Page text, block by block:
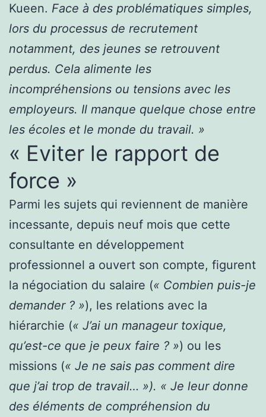
Kueen. Face à des problématiques simples,
lors du processus de recrutement
notamment, des jeunes se retrouvent
perdus. Cela alimente les
incompréhensions ou tensions avec les
employeurs. Il manque quelque chose entre
les écoles et le monde du travail. »
« Eviter le rapport de
force »
Parmi les sujets qui reviennent de manière
incessante, depuis neuf mois que cette
consultante en développement
professionnel a ouvert son compte, figurent
la négociation du salaire (« Combien puis-je
demander ? »), les relations avec la
hiérarchie (« J’ai un manageur toxique,
qu’est-ce que je peux faire ? ») ou les
missions (« Je ne sais pas comment dire
que j’ai trop de travail… »). « Je leur donne
des éléments de compréhension du